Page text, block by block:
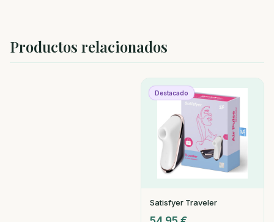
Productos relacionados
Destacado
Satisfyer Traveler